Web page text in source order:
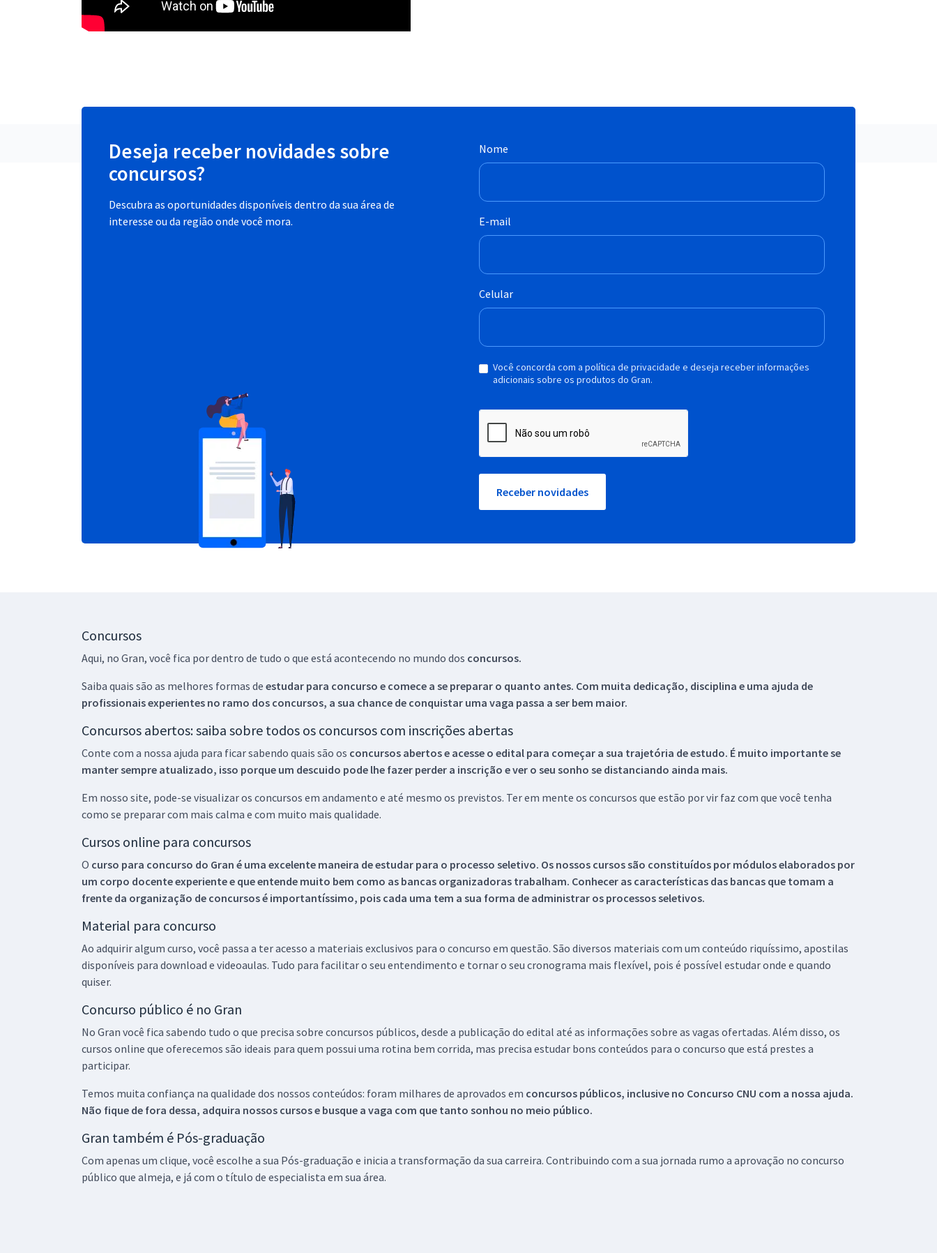
Deseja receber novidades sobre
concursos?
Descubra as oportunidades disponíveis dentro da sua área de
interesse ou da região onde você mora.
Nome
E-mail
Celular
Você concorda com a política de privacidade e deseja receber informações
adicionais sobre os produtos do Gran.
Receber novidades
Concursos
Aqui, no Gran, você fica por dentro de tudo o que está acontecendo no mundo dos concursos.
Saiba quais são as melhores formas de estudar para concurso e comece a se preparar o quanto antes. Com muita dedicação, disciplina e uma ajuda de
profissionais experientes no ramo dos concursos, a sua chance de conquistar uma vaga passa a ser bem maior.
Concursos abertos: saiba sobre todos os concursos com inscrições abertas
Conte com a nossa ajuda para ficar sabendo quais são os concursos abertos e acesse o edital para começar a sua trajetória de estudo. É muito importante se
manter sempre atualizado, isso porque um descuido pode lhe fazer perder a inscrição e ver o seu sonho se distanciando ainda mais.
Em nosso site, pode-se visualizar os concursos em andamento e até mesmo os previstos. Ter em mente os concursos que estão por vir faz com que você tenha
como se preparar com mais calma e com muito mais qualidade.
Cursos online para concursos
O curso para concurso do Gran é uma excelente maneira de estudar para o processo seletivo. Os nossos cursos são constituídos por módulos elaborados por
um corpo docente experiente e que entende muito bem como as bancas organizadoras trabalham. Conhecer as características das bancas que tomam a
frente da organização de concursos é importantíssimo, pois cada uma tem a sua forma de administrar os processos seletivos.
Material para concurso
Ao adquirir algum curso, você passa a ter acesso a materiais exclusivos para o concurso em questão. São diversos materiais com um conteúdo riquíssimo, apostilas
disponíveis para download e videoaulas. Tudo para facilitar o seu entendimento e tornar o seu cronograma mais flexível, pois é possível estudar onde e quando
quiser.
Concurso público é no Gran
No Gran você fica sabendo tudo o que precisa sobre concursos públicos, desde a publicação do edital até as informações sobre as vagas ofertadas. Além disso, os
cursos online que oferecemos são ideais para quem possui uma rotina bem corrida, mas precisa estudar bons conteúdos para o concurso que está prestes a
participar.
Temos muita confiança na qualidade dos nossos conteúdos: foram milhares de aprovados em concursos públicos, inclusive no Concurso CNU com a nossa ajuda.
Não fique de fora dessa, adquira nossos cursos e busque a vaga com que tanto sonhou no meio público.
Gran também é Pós-graduação
Com apenas um clique, você escolhe a sua Pós-graduação e inicia a transformação da sua carreira. Contribuindo com a sua jornada rumo a aprovação no concurso
público que almeja, e já com o título de especialista em sua área.